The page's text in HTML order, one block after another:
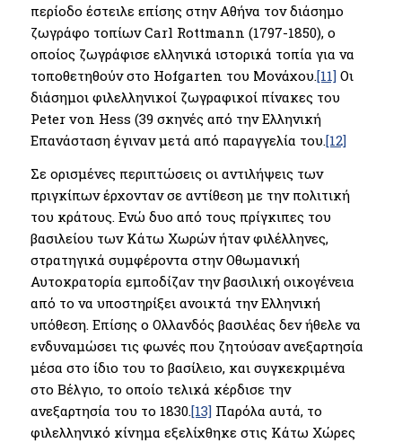
περίοδο έστειλε επίσης στην Αθήνα τον διάσημο
ζωγράφο τοπίων Carl Rottmann (1797-1850), ο
οποίος ζωγράφισε ελληνικά ιστορικά τοπία για να
τοποθετηθούν στο Hofgarten του Μονάχου.[11]Οι
διάσημοι φιλελληνικοί ζωγραφικοί πίνακες του
Peter von Hess (39 σκηνές από την Ελληνική
Επανάσταση έγιναν μετά από παραγγελία του.[12]
Σε ορισμένες περιπτώσεις οι αντιλήψεις των
πριγκίπων έρχονταν σε αντίθεση με την πολιτική
του κράτους. Ενώ δυο από τους πρίγκιπες του
βασιλείου των Κάτω Χωρών ήταν φιλέλληνες,
στρατηγικά συμφέροντα στην Οθωμανική
Αυτοκρατορία εμποδίζαν την βασιλική οικογένεια
από το να υποστηρίξει ανοικτά την Ελληνική
υπόθεση. Επίσης ο Ολλανδός βασιλέας δεν ήθελε να
ενδυναμώσει τις φωνές που ζητούσαν ανεξαρτησία
μέσα στο ίδιο του το βασίλειο, και συγκεκριμένα
στο Βέλγιο, το οποίο τελικά κέρδισε την
ανεξαρτησία του το 1830.[13]Παρόλα αυτά, το
φιλελληνικό κίνημα εξελίχθηκε στις Κάτω Χώρες